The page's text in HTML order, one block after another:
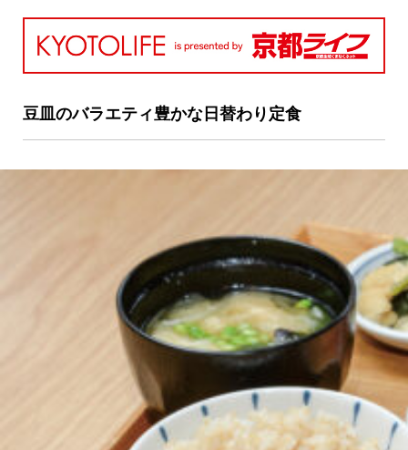
SERIES
京都おやつクラブ
私と店のはなし
今月の京みやげ
京都の書店
豆皿のバラエティ豊かな日替わり定食